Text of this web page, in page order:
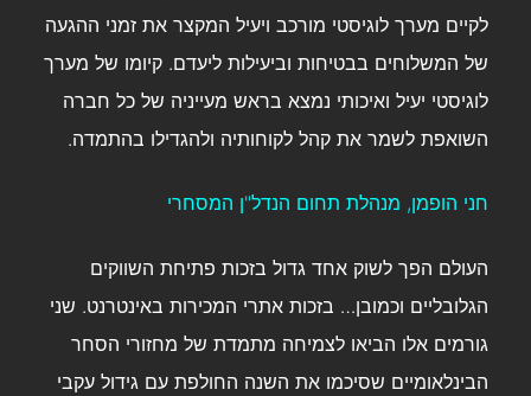
לקיים מערך לוגיסטי מורכב ויעיל המקצר את זמני ההגעה
של המשלוחים בבטיחות וביעילות ליעדם. קיומו של מערך
לוגיסטי יעיל ואיכותי נמצא בראש מעייניה של כל חברה
השואפת לשמר את קהל לקוחותיה ולהגדילו בהתמדה.
חני הופמן, מנהלת תחום הנדל"ן המסחרי
העולם הפך לשוק אחד גדול בזכות פתיחת השווקים
הגלובליים וכמובן… בזכות אתרי המכירות באינטרנט. שני
גורמים אלו הביאו לצמיחה מתמדת של מחזורי הסחר
הבינלאומיים שסיכמו את השנה החולפת עם גידול עקבי